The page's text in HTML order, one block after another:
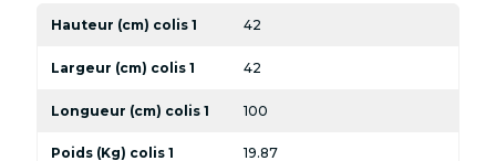
Hauteur (cm) colis 1 42
Largeur (cm) colis 1 42
Longueur (cm) colis 1 100
Poids (Kg) colis 1 19.87